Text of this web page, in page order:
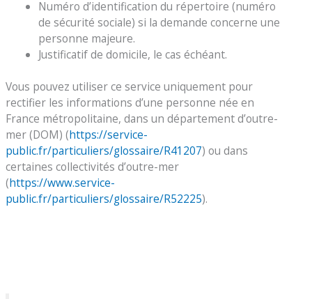
Numéro d’identification du répertoire (numéro
de sécurité sociale) si la demande concerne une
personne majeure.
Justificatif de domicile, le cas échéant.
Vous pouvez utiliser ce service uniquement pour
rectifier les informations d’une personne née en
France métropolitaine, dans un département d’outre-
mer (DOM) (https://service-
public.fr/particuliers/glossaire/R41207) ou dans
certaines collectivités d’outre-mer
(https://www.service-
public.fr/particuliers/glossaire/R52225).